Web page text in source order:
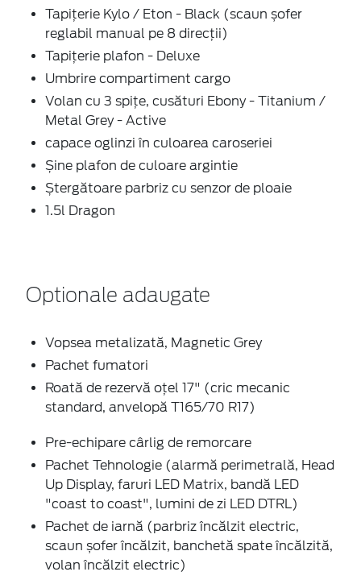
Tapițerie Kylo / Eton - Black (scaun șofer
reglabil manual pe 8 direcții)
Tapițerie plafon - Deluxe
Umbrire compartiment cargo
Volan cu 3 spițe, cusături Ebony - Titanium /
Metal Grey - Active
capace oglinzi în culoarea caroseriei
Șine plafon de culoare argintie
Ștergătoare parbriz cu senzor de ploaie
1.5l Dragon
Optionale adaugate
Vopsea metalizată, Magnetic Grey
Pachet fumatori
Roată de rezervă oțel 17" (cric mecanic
standard, anvelopă T165/70 R17)
Pre-echipare cârlig de remorcare
Pachet Tehnologie (alarmă perimetrală, Head
Up Display, faruri LED Matrix, bandă LED
"coast to coast", lumini de zi LED DTRL)
Pachet de iarnă (parbriz încălzit electric,
scaun șofer încălzit, banchetă spate încălzită,
volan încălzit electric)